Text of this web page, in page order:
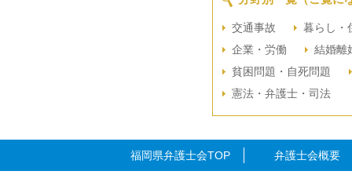
交通事故
暮らし・
企業・労働
結婚離
貧困問題・自死問題
憲法・弁護士・司法
福岡県弁護士会TOP 弁護士会概要